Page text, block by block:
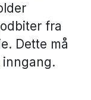
fra
Dette må